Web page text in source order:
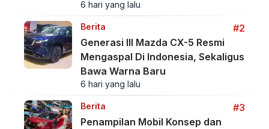
6 hari yang lalu
Berita
#2
Generasi III Mazda CX-5 Resmi
Mengaspal Di Indonesia, Sekaligus
Bawa Warna Baru
6 hari yang lalu
Berita
#3
Penampilan Mobil Konsep dan